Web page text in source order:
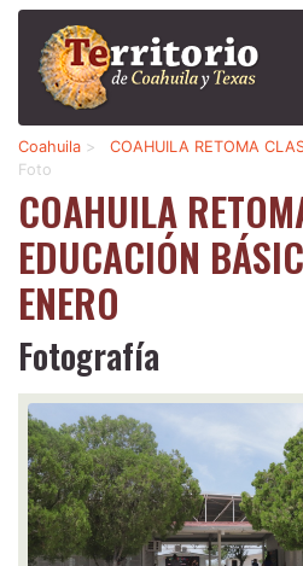
Coahuila > COAHUILA RETOMA
Foto
COAHUILA
EDUCACIÓN
ENERO
Fotografía